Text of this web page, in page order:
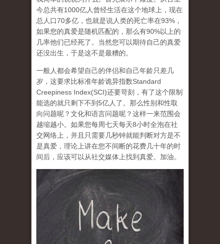
今总共有1000亿人曾经生活在这个地球上，现在
总人口70多亿，也就是说人类的死亡率在93%，
如果您的真爱是随机匹配的，那么有90%以上的
几率他们已经死了。当然您可以期待自己的真爱
还没出生，于是这不是最糟的。
一般人都会希望自己的伴侣和自己年龄只差几
岁，这要求比标准年龄诡异指数Standard
Creepiness Index(SCI)还要苛刻，有了这个限制
能选的就只剩下不到5亿人了。那么性别和性取
向问题呢？文化和语言问题呢？这样一来范围会
越缩越小。如果您每周七天每天8小时全泡在社
交网络上，并且只需要几秒钟就能判断对方是不
是真爱，理论上讲在您不间断的花费几十年的时
间后，应该可以从社交媒体上找到真爱。加油。